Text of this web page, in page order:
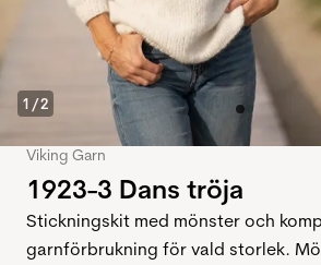
1 /2
Viking Garn
1923-3 Dans tröja
Stickningskit med mönster och
garnförbrukning för vald storlek.